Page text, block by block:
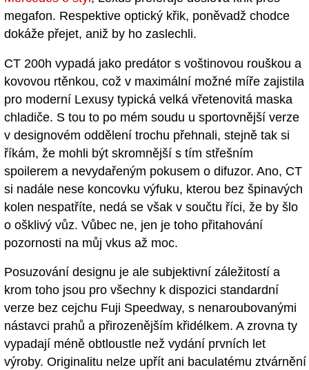
megafon. Respektive optický křik, poněvadž chodce
dokáže přejet, aniž by ho zaslechli.
CT 200h vypadá jako predátor s voštinovou rouškou a
kovovou rtěnkou, což v maximální možné míře zajistila
pro moderní Lexusy typická velká vřetenovitá maska
chladiče. S tou to po mém soudu u sportovnější verze
v designovém oddělení trochu přehnali, stejně tak si
říkám, že mohli být skromnější s tím střešním
spoilerem a nevydařeným pokusem o difuzor. Ano, CT
si nadále nese koncovku výfuku, kterou bez špinavých
kolen nespatříte, nedá se však v součtu říci, že by šlo
o ošklivý vůz. Vůbec ne, jen je toho přitahování
pozornosti na můj vkus až moc.
Posuzování designu je ale subjektivní záležitostí a
krom toho jsou pro všechny k dispozici standardní
verze bez cejchu Fuji Speedway, s nenaroubovanými
nástavci prahů a přirozenějším křidélkem. A zrovna ty
vypadají méně obtloustle než vydání prvních let
výroby. Originalitu nelze upřít ani baculatému ztvárnění